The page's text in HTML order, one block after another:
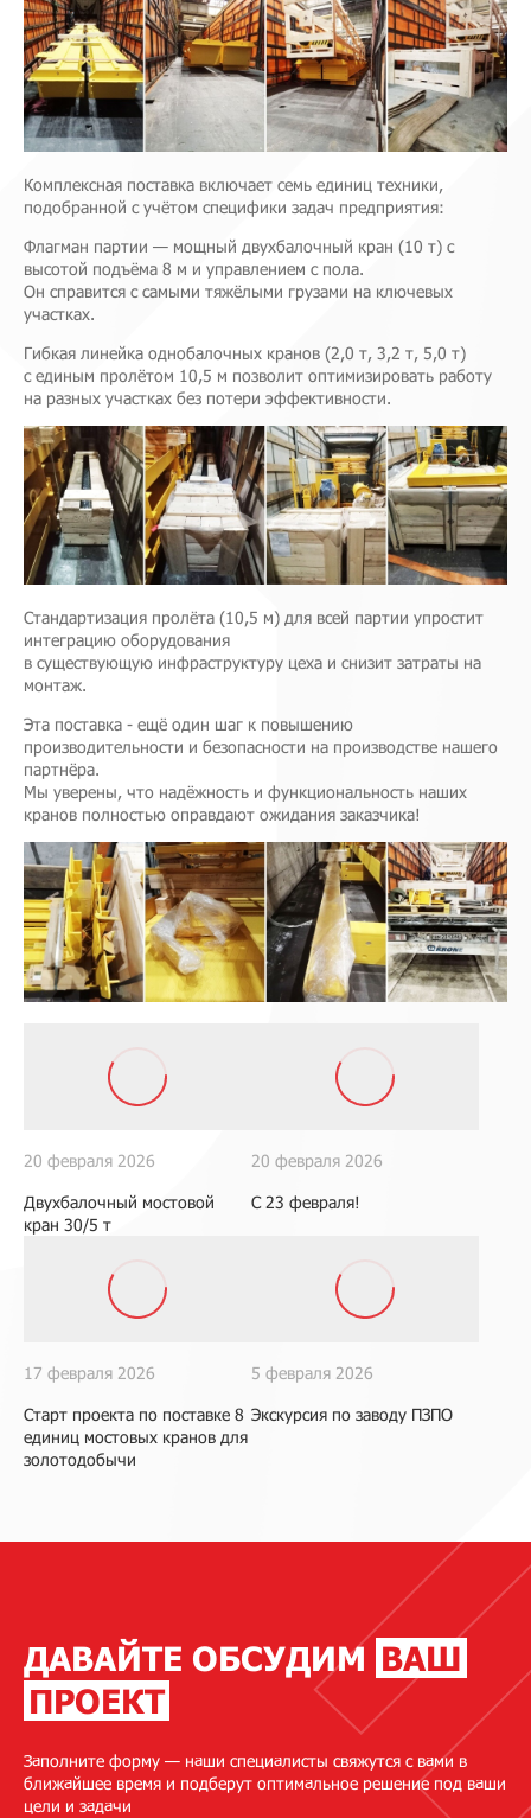
Комплексная поставка включает семь единиц техники,
подобранной с учётом специфики задач предприятия:
Флагман партии — мощный двухбалочный кран (10 т) с
высотой подъёма 8 м и управлением с пола.
Он справится с самыми тяжёлыми грузами на ключевых
участках.
Гибкая линейка однобалочных кранов (2,0 т, 3,2 т, 5,0 т)
с единым пролётом 10,5 м позволит оптимизировать работу
на разных участках без потери эффективности.
Стандартизация пролёта (10,5 м) для всей партии упростит
интеграцию оборудования
в существующую инфраструктуру цеха и снизит затраты на
монтаж.
Эта поставка - ещё один шаг к повышению
производительности и безопасности на производстве нашего
партнёра.
Мы уверены, что надёжность и функциональность наших
кранов полностью оправдают ожидания заказчика!
20 февраля 2026
Двухбалочный мостовой
кран 30/5 т
20 февраля 2026
С 23 февраля!
17 февраля 2026
Старт проекта по поставке 8
единиц мостовых кранов для
золотодобычи
5 февраля 2026
Экскурсия по заводу ПЗПО
ДАВАЙТЕ ОБСУДИМ ВАШ
ПРОЕКТ
Заполните форму — наши специалисты свяжутся с вами в
ближайшее время и подберут оптимальное решение под ваши
цели и задачи